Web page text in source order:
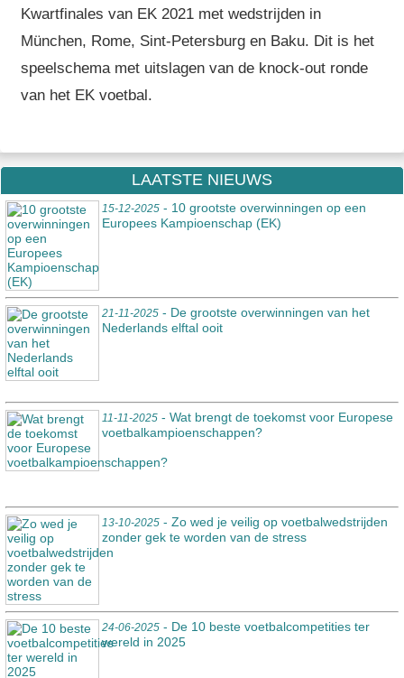
Kwartfinales van EK 2021 met wedstrijden in
München, Rome, Sint-Petersburg en Baku. Dit is het
speelschema met uitslagen van de knock-out ronde
van het EK voetbal.
LAATSTE NIEUWS
15-12-2025 - 10 grootste overwinningen op een
Europees Kampioenschap (EK)
21-11-2025 - De grootste overwinningen van het
Nederlands elftal ooit
11-11-2025 - Wat brengt de toekomst voor Europese
voetbalkampioenschappen?
13-10-2025 - Zo wed je veilig op voetbalwedstrijden
zonder gek te worden van de stress
24-06-2025 - De 10 beste voetbalcompetities ter
wereld in 2025